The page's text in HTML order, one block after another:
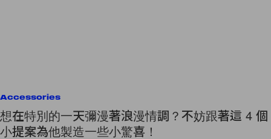
Accessories
想在特別的一天彌漫著浪漫情調？不妨跟著這 4 個
小提案為他製造一些小驚喜！